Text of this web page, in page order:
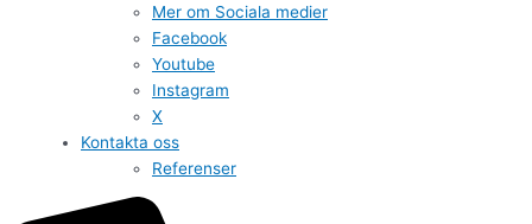
Mer om Sociala medier
Facebook
Youtube
Instagram
X
Kontakta oss
Referenser